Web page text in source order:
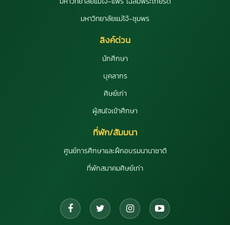
มหาวิทยาลัยแม่โจ้-ชุมพร
ลิงค์ด่วน
นักศึกษา
บุคลากร
ศิษย์เก่า
ผู้สนใจเข้าศึกษา
ที่พัก/สัมมนา
ศูนย์การศึกษาและฝึกอบรมนานาชาติ
ที่พักสมาคมศิษย์เก่า